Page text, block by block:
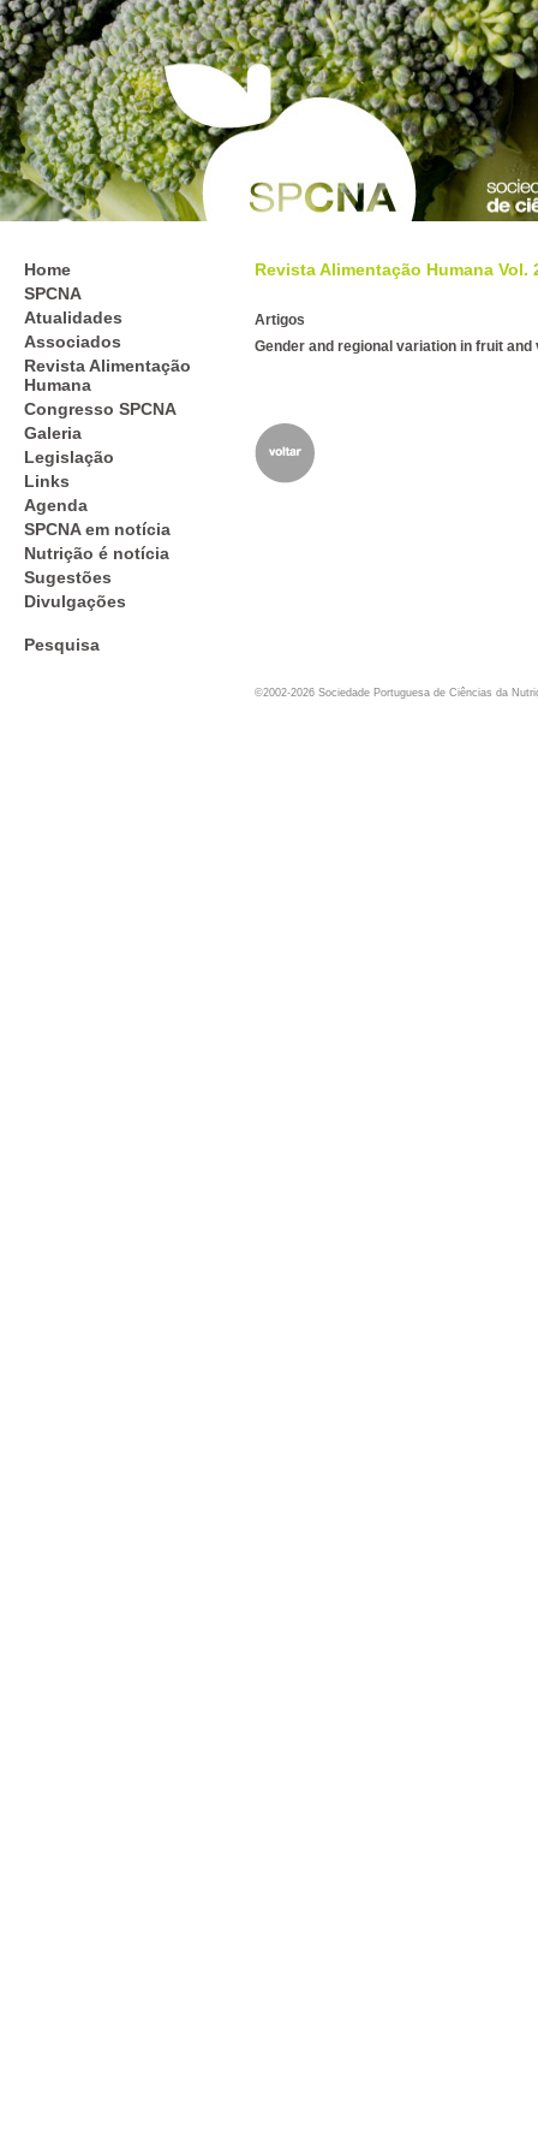
Home
SPCNA
Atualidades
Associados
Revista Alimentação
Humana
Congresso SPCNA
Galeria
Legislação
Links
Agenda
SPCNA em notícia
Nutrição é notícia
Sugestões
Divulgações
Pesquisa
Revista Alimentação Humana Vol.
Artigos
Gender and regional variation in fruit
©2002-2026 Sociedade Portuguesa de Ciências da